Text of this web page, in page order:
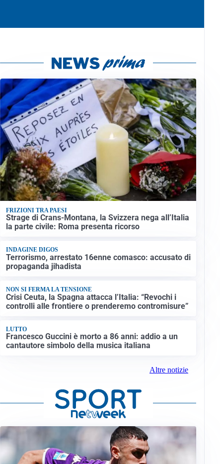
FRIZIONI TRA PAESI
Strage di Crans-Montana, la Svizzera nega all’Italia
la parte civile: Roma presenta ricorso
INDAGINE DIGOS
Terrorismo, arrestato 16enne comasco: accusato di
propaganda jihadista
NON SI FERMA LA TENSIONE
Crisi Ceuta, la Spagna attacca l’Italia: “Revochi i
controlli alle frontiere o prenderemo contromisure”
LUTTO
Francesco Guccini è morto a 86 anni: addio a un
cantautore simbolo della musica italiana
Altre notizie